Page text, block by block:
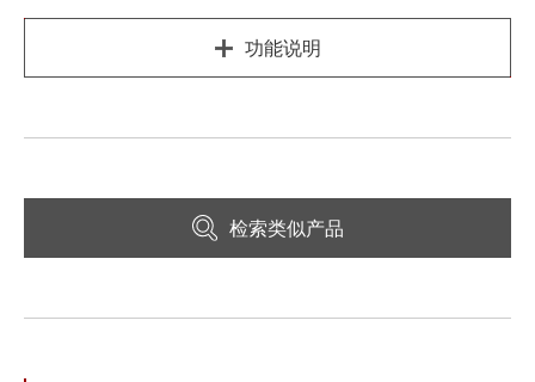
功能说明
检索类似产品